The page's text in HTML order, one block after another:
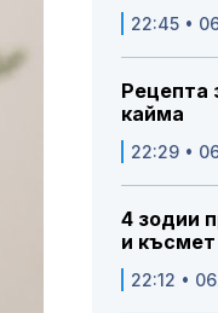
22:45 •
Рецепта
кайма
22:29 •
4 зодии
и късмет
22:12 •